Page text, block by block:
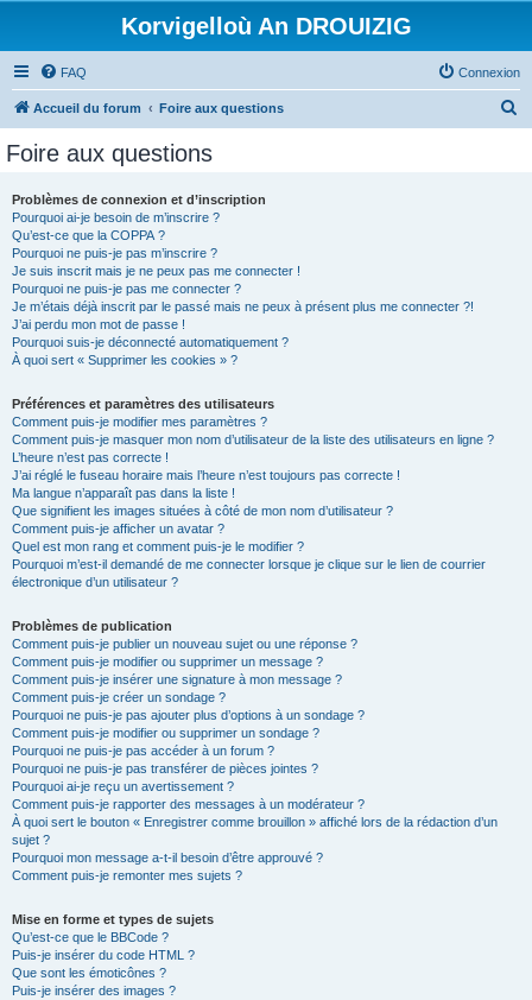
Korvigelloù An DROUIZIG
FAQ Connexion
Accueil du forum Foire aux questions
Foire aux questions
Problèmes de connexion et d’inscription
Pourquoi ai-je besoin de m’inscrire ?
Qu’est-ce que la COPPA ?
Pourquoi ne puis-je pas m’inscrire ?
Je suis inscrit mais je ne peux pas me connecter !
Pourquoi ne puis-je pas me connecter ?
Je m’étais déjà inscrit par le passé mais ne peux à présent plus me connecter ?!
J’ai perdu mon mot de passe !
Pourquoi suis-je déconnecté automatiquement ?
À quoi sert « Supprimer les cookies » ?
Préférences et paramètres des utilisateurs
Comment puis-je modifier mes paramètres ?
Comment puis-je masquer mon nom d’utilisateur de la liste des utilisateurs en ligne ?
L’heure n’est pas correcte !
J’ai réglé le fuseau horaire mais l’heure n’est toujours pas correcte !
Ma langue n’apparaît pas dans la liste !
Que signifient les images situées à côté de mon nom d’utilisateur ?
Comment puis-je afficher un avatar ?
Quel est mon rang et comment puis-je le modifier ?
Pourquoi m’est-il demandé de me connecter lorsque je clique sur le lien de courrier
électronique d’un utilisateur ?
Problèmes de publication
Comment puis-je publier un nouveau sujet ou une réponse ?
Comment puis-je modifier ou supprimer un message ?
Comment puis-je insérer une signature à mon message ?
Comment puis-je créer un sondage ?
Pourquoi ne puis-je pas ajouter plus d’options à un sondage ?
Comment puis-je modifier ou supprimer un sondage ?
Pourquoi ne puis-je pas accéder à un forum ?
Pourquoi ne puis-je pas transférer de pièces jointes ?
Pourquoi ai-je reçu un avertissement ?
Comment puis-je rapporter des messages à un modérateur ?
À quoi sert le bouton « Enregistrer comme brouillon » affiché lors de la rédaction d’un
sujet ?
Pourquoi mon message a-t-il besoin d’être approuvé ?
Comment puis-je remonter mes sujets ?
Mise en forme et types de sujets
Qu’est-ce que le BBCode ?
Puis-je insérer du code HTML ?
Que sont les émoticônes ?
Puis-je insérer des images ?